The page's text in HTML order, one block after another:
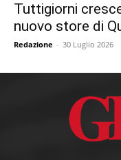
Tuttigiorni
nuovo store di
Redazione - 30 Luglio 2026